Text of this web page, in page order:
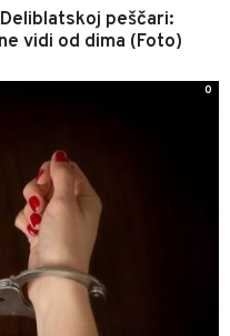
peščari:
vidi od dima (Foto)
0